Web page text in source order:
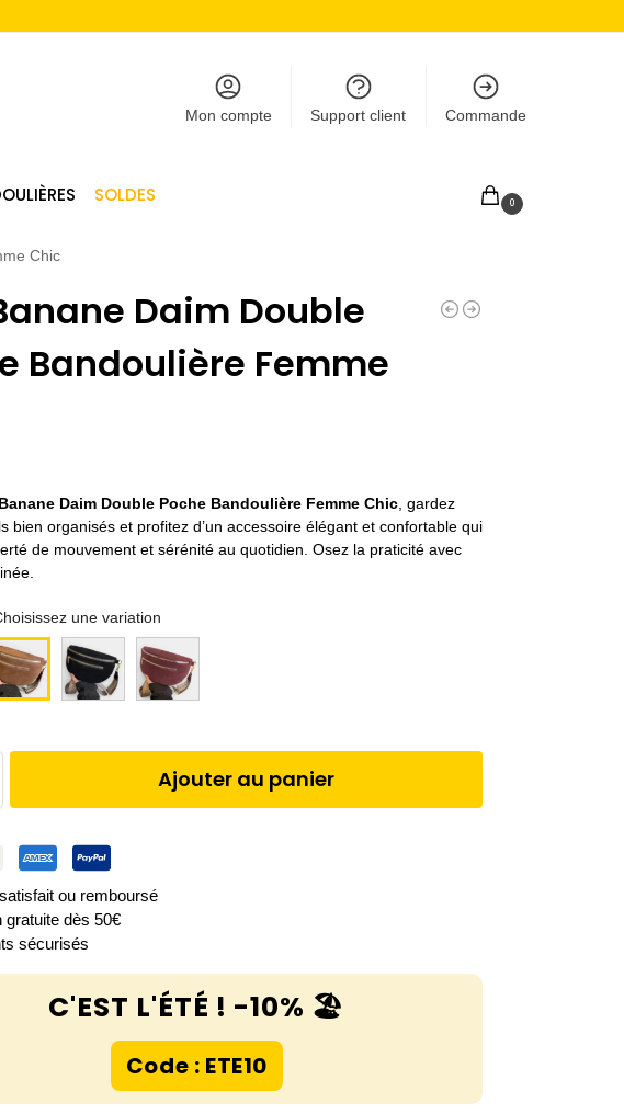
Mon compte Support client Commande
SOLDES 0
Chic
Daim Double
Bandoulière Femme
Daim Double Poche Bandoulière Femme Chic, gardez
bien organisés et profitez d’un accessoire élégant et confortable qui
de mouvement et sérénité au quotidien. Osez la praticité avec
une variation
Ajouter au panier
ou remboursé
gratuite dès 50€
sécurisés
C'EST L'ÉTÉ ! -10% 🏖️
Code : ETE10